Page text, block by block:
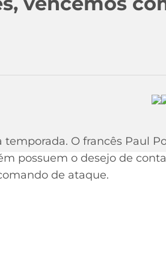
O francês Paul
possuem o desejo de
de ataque.